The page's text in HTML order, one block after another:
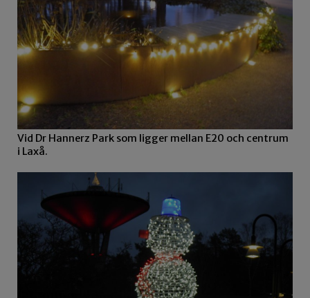
Vid Dr Hannerz Park som ligger mellan E20 och centrum
i Laxå.